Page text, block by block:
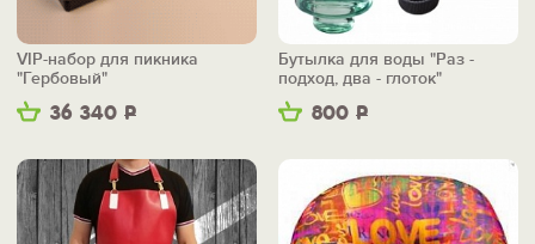
36 340 Р
VIP-набор для пикника
"Гербовый"
800 Р
Бутылка для воды "Раз -
подход, два - глоток"